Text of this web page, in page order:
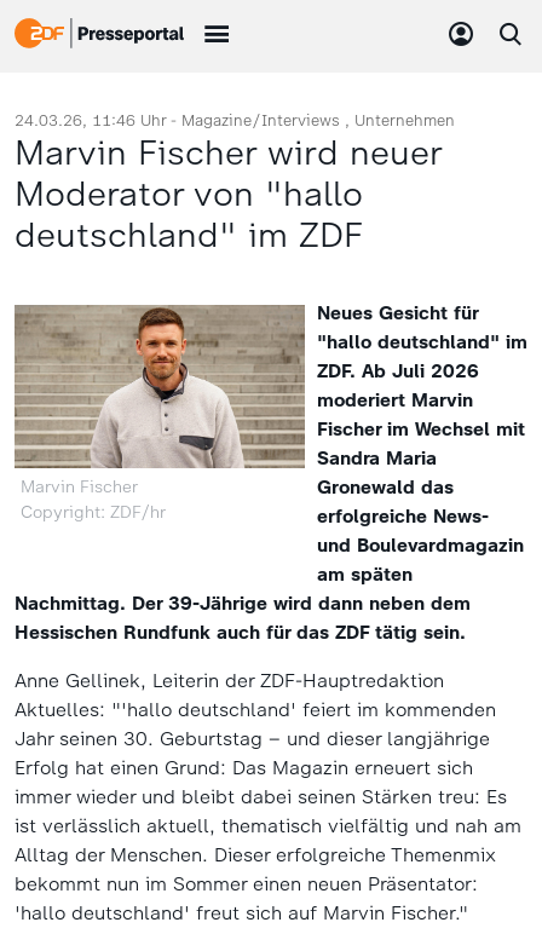
24.03.26, 11:46 Uhr - Magazine/Interviews Unternehmen
Marvin Fischer wird neuer
Moderator von "hallo
deutschland" im ZDF
Marvin Fischer
Copyright: ZDF/hr
Neues Gesicht für
"hallo deutschland" im
ZDF. Ab Juli 2026
moderiert Marvin
Fischer im Wechsel mit
Sandra Maria
Gronewald das
erfolgreiche News-
und Boulevardmagazin
am späten
Nachmittag. Der 39-Jährige wird dann neben dem
Hessischen Rundfunk auch für das ZDF tätig sein.
Anne Gellinek, Leiterin der ZDF-Hauptredaktion
Aktuelles: "'hallo deutschland' feiert im kommenden
Jahr seinen 30. Geburtstag – und dieser langjährige
Erfolg hat einen Grund: Das Magazin erneuert sich
immer wieder und bleibt dabei seinen Stärken treu: Es
ist verlässlich aktuell, thematisch vielfältig und nah am
Alltag der Menschen. Dieser erfolgreiche Themenmix
bekommt nun im Sommer einen neuen Präsentator:
'hallo deutschland' freut sich auf Marvin Fischer."